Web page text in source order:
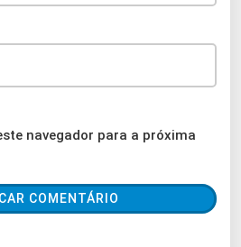
navegador para a próxima